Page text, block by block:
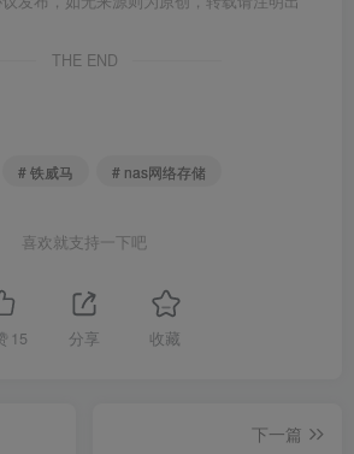
THE END
# 铁威马 # nas网络存储
喜欢就支持一下吧
15 分享 收藏
下一篇